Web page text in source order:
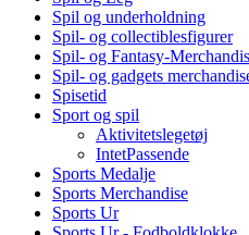
Spil og underholdning
Spil- og collectiblesfigurer
Spil- og Fantasy-
Spil- og gadgets
Spisetid
Sport og spil
Aktivitetslegetøj
IntetPassende
Sports Medalje
Sports Merchandise
Sports Ur